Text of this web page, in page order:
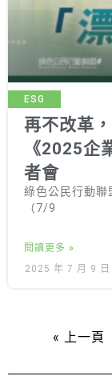
ESG
再不改革
《2025企
者會
綠色公民行動聯
（7/9
閱讀更多 »
2025 年 7 月 9 日
« 上一頁